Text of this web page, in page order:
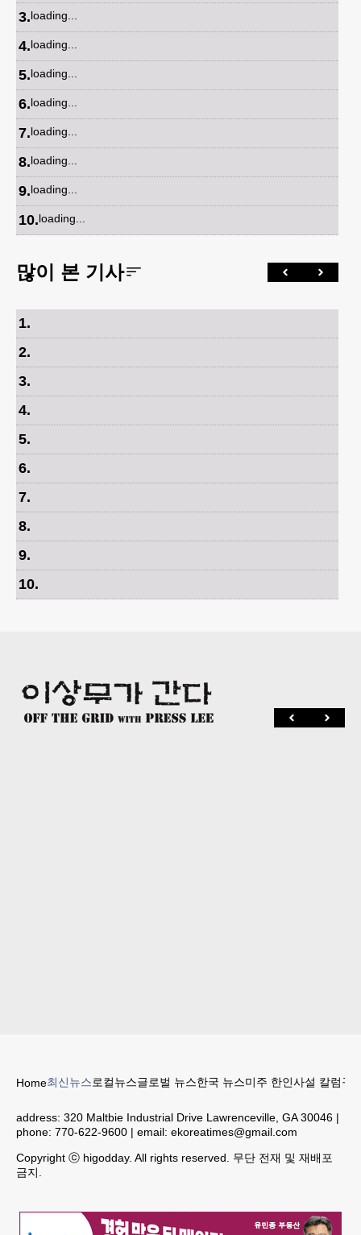
3.loading...
4.loading...
5.loading...
6.loading...
7.loading...
8.loading...
9.loading...
10.loading...
많이 본 기사
1.
2.
3.
4.
5.
6.
7.
8.
9.
10.
Home최신뉴스로컬뉴스글로벌 뉴스한국 뉴스미주 한인사설 칼럼구
address: 320 Maltbie Industrial Drive Lawrenceville, GA 30046 |
phone: 770-622-9600 | email: ekoreatimes@gmail.com
Copyright ⓒ higodday. All rights reserved. 무단 전재 및 재배포
금지.